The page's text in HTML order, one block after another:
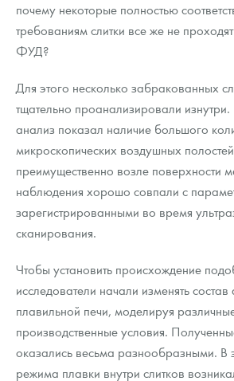
почему некоторые полностью
требованиям слитки все же не
ФУД?
Для этого несколько забракованных
тщательно проанализировали
анализ показал наличие большого
микроскопических воздушных
преимущественно возле поверхности
наблюдения хорошо совпали с
зарегистрированными во время
сканирования.
Чтобы установить происхождение
исследователи начали изменять
плавильной печи, моделируя
производственные условия.
оказались весьма разнообразными. В
режима плавки внутри слитков